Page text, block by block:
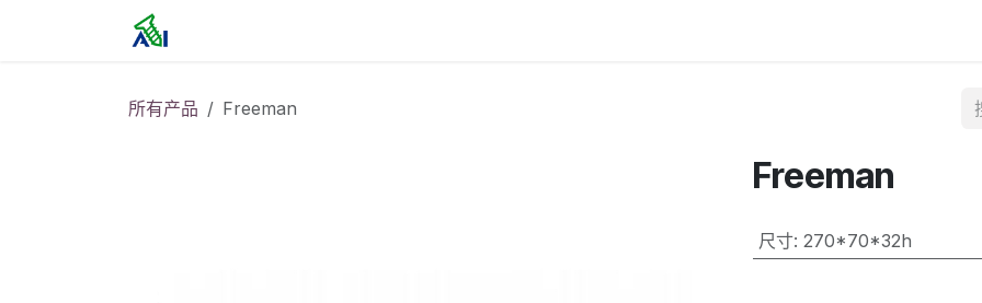
所有产品 Freeman
Freeman
尺寸: 270*70*32h